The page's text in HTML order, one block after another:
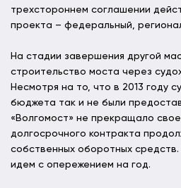
трехстороннем соглашении
проекта – федеральный,
На стадии завершения другой
строительство моста через
Несмотря на то, что в 2013 году
бюджета так и не были
«Волгомост» не прекращало
долгосрочного контракта
собственных оборотных
идем с опережением на год.